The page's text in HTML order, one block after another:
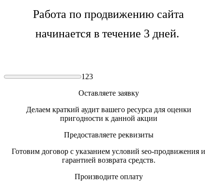
Работа по продвижению сайта
начинается в течение 3 дней.
1 23
Оставляете заявку
Делаем краткий аудит вашего ресурса для оценки
пригодности к данной акции
Предоставляете реквизиты
Готовим договор с указанием условий seo-продвижения и
гарантией возврата средств.
Производите оплату